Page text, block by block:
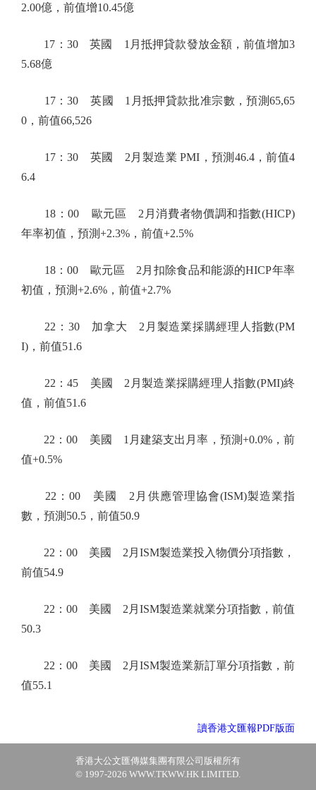
2.00億，前值增10.45億
17：30 英國 1月抵押貸款發放金額，前值增加3
5.68億
17：30 英國 1月抵押貸款批准宗數，預測65,65
0，前值66,526
17：30 英國 2月製造業 PMI，預測46.4，前值4
6.4
18：00 歐元區 2月消費者物價調和指數(HICP)
年率初值，預測+2.3%，前值+2.5%
18：00 歐元區 2月扣除食品和能源的HICP年率
初值，預測+2.6%，前值+2.7%
22：30 加拿大 2月製造業採購經理人指數(PM
I)，前值51.6
22：45 美國 2月製造業採購經理人指數(PMI)終
值，前值51.6
22：00 美國 1月建築支出月率，預測+0.0%，前
值+0.5%
22：00 美國 2月供應管理協會(ISM)製造業指
數，預測50.5，前值50.9
22：00 美國 2月ISM製造業投入物價分項指數，
前值54.9
22：00 美國 2月ISM製造業就業分項指數，前值
50.3
22：00 美國 2月ISM製造業新訂單分項指數，前
值55.1
讀香港文匯報PDF版面
香港大公文匯傳媒集團有限公司版權所有
© 1997-2026 WWW.TKWW.HK LIMITED.